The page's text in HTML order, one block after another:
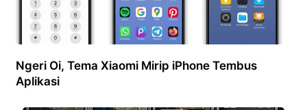
Ngeri Oi, Tema Xiaomi Mirip iPhone Tembus
Aplikasi